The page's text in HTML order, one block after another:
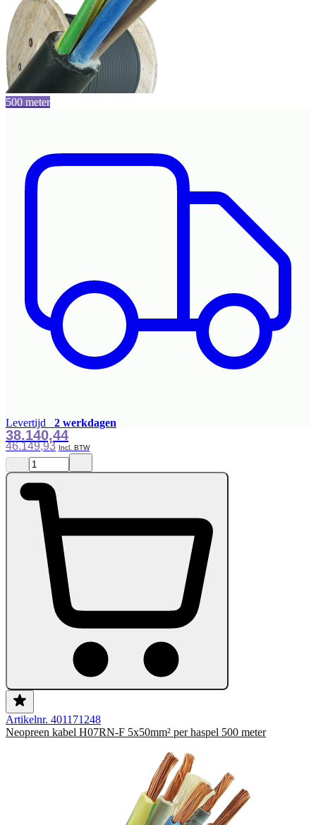
500 meter
Levertijd 2 werkdagen
46.149,93
38.140,44
Artikelnr. 401171248
Neopreen kabel H07RN-F 5x50mm² per haspel 500 meter